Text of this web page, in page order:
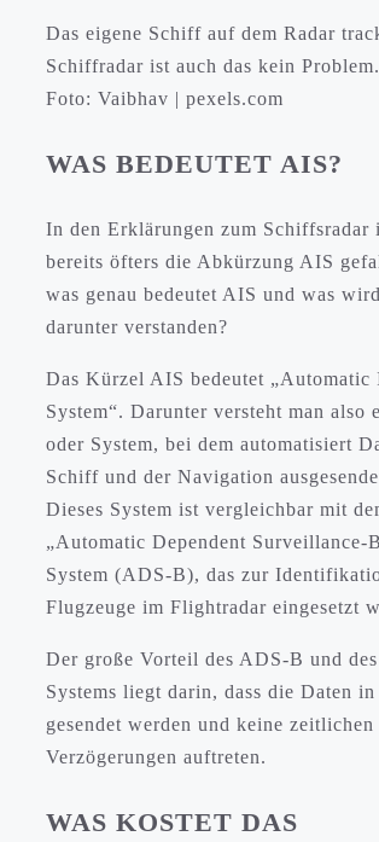
Das eigene Schiff auf dem Radar
Schiffradar ist auch das kein Problem.
Foto: Vaibhav | pexels.com
WAS BEDEUTET AIS?
In den Erklärungen zum Schiffsradar
bereits öfters die Abkürzung AIS
was genau bedeutet AIS und was
darunter verstanden?
Das Kürzel AIS bedeutet „Automatic
System“. Darunter versteht man also
oder System, bei dem automatisiert
Schiff und der Navigation
Dieses System ist vergleichbar mit
„Automatic Dependent Surveillance-
System (ADS-B), das zur
Flugzeuge im Flightradar eingesetzt
Der große Vorteil des ADS-B und
Systems liegt darin, dass die Daten
gesendet werden und keine zeitlichen
Verzögerungen auftreten.
WAS KOSTET DAS